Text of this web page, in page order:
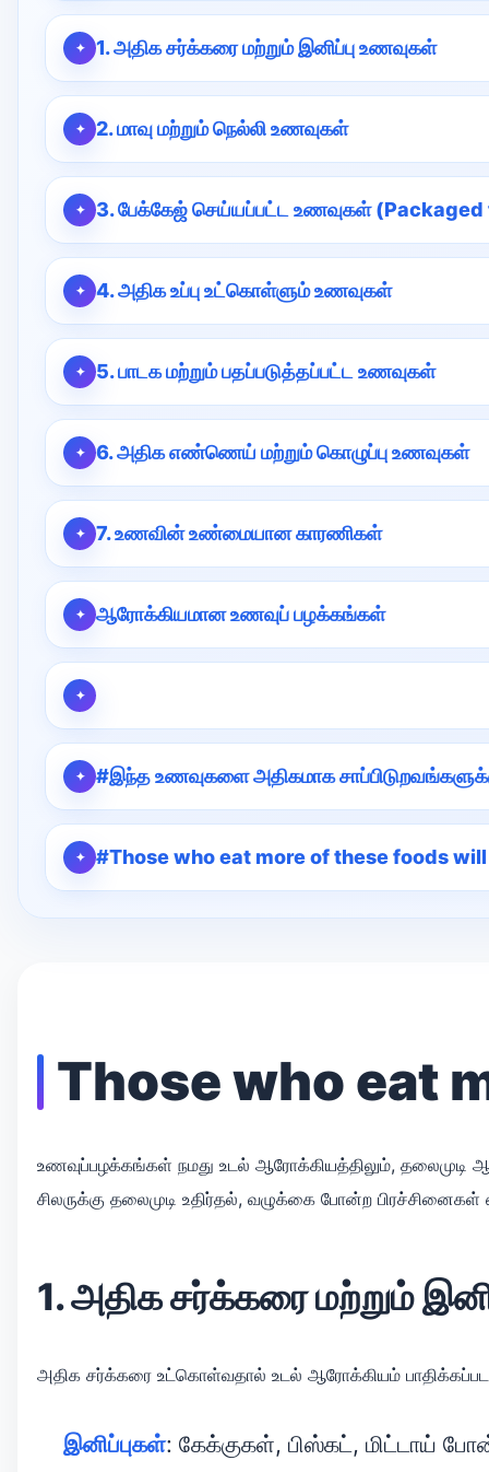
1. அதிக சர்க்கரை மற்றும் இனிப்பு உணவுகள்
2. மாவு மற்றும் நெல்லி உணவுகள்
3. பேக்கேஜ் செய்யப்பட்ட உணவுகள்
4. அதிக உப்பு உட்கொள்ளும் உணவுகள்
5. பாடக மற்றும் பதப்படுத்தப்பட்ட உணவுகள்
6. அதிக எண்ணெய் மற்றும் கொழுப்பு உணவுகள்
7. உணவின் உண்மையான காரணிகள்
ஆரோக்கியமான உணவுப் பழக்கங்கள்
#இந்த உணவுகளை அதிகமாக
#Those who eat more of these foods
Those who eat
உணவுப்பழக்கங்கள் நமது உடல் ஆரோக்கியத்திலும், தலைமுடி
சிலருக்கு தலைமுடி உதிர்தல், வழுக்கை போன்ற
1. அதிக சர்க்கரை மற்றும்
அதிக சர்க்கரை உட்கொள்வதால் உடல் ஆரோக்கியம்
இனிப்புகள்: கேக்குகள், பிஸ்கட், மிட்டாய்